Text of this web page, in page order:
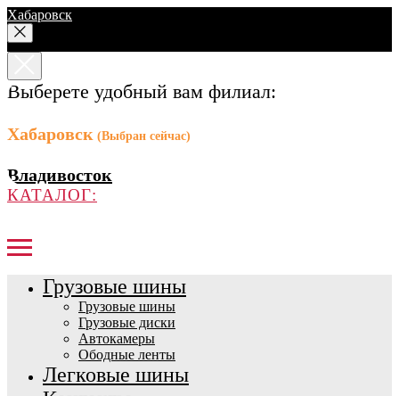
Хабаровск
Выберете удобный вам филиал:
Хабаровск (Выбран сейчас)
Владивосток
КАТАЛОГ:
Грузовые шины
Грузовые шины
Грузовые диски
Автокамеры
Ободные ленты
Легковые шины